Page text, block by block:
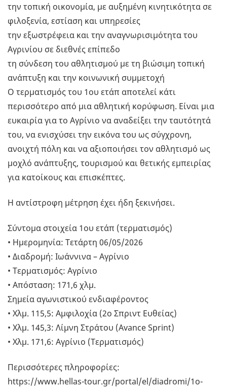
την τοπική οικονομία, με αυξημένη κινητικότητα σε
φιλοξενία, εστίαση και υπηρεσίες
την εξωστρέφεια και την αναγνωρισιμότητα του
Αγρινίου σε διεθνές επίπεδο
τη σύνδεση του αθλητισμού με τη βιώσιμη τοπική
ανάπτυξη και την κοινωνική συμμετοχή
Ο τερματισμός του 1ου ετάπ αποτελεί κάτι
περισσότερο από μια αθλητική κορύφωση. Είναι μια
ευκαιρία για το Αγρίνιο να αναδείξει την ταυτότητά
του, να ενισχύσει την εικόνα του ως σύγχρονη,
ανοιχτή πόλη και να αξιοποιήσει τον αθλητισμό ως
μοχλό ανάπτυξης, τουρισμού και θετικής εμπειρίας
για κατοίκους και επισκέπτες.
Η αντίστροφη μέτρηση έχει ήδη ξεκινήσει.
Σύντομα στοιχεία 1ου ετάπ (τερματισμός)
• Ημερομηνία: Τετάρτη 06/05/2026
• Διαδρομή: Ιωάννινα – Αγρίνιο
• Τερματισμός: Αγρίνιο
• Απόσταση: 171,6 χλμ.
Σημεία αγωνιστικού ενδιαφέροντος
• Χλμ. 115,5: Αμφιλοχία (2ο Σπριντ Ευθείας)
• Χλμ. 145,3: Λίμνη Στράτου (Avance Sprint)
• Χλμ. 171,6: Αγρίνιο (Τερματισμός)
Περισσότερες πληροφορίες:
https://www.hellas-tour.gr/portal/el/diadromi/1o-